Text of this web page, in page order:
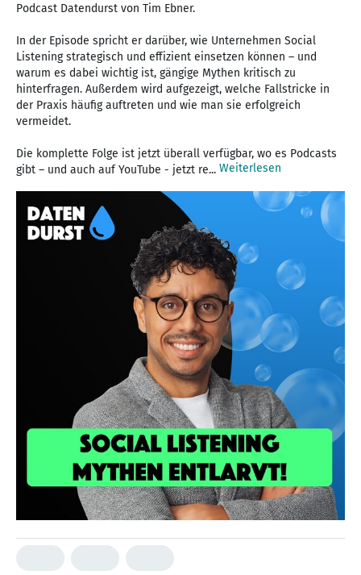
Podcast Datendurst von Tim Ebner.
In der Episode spricht er darüber, wie Unternehmen Social
Listening strategisch und effizient einsetzen können – und
warum es dabei wichtig ist, gängige Mythen kritisch zu
hinterfragen. Außerdem wird aufgezeigt, welche Fallstricke in
der Praxis häufig auftreten und wie man sie erfolgreich
vermeidet.
Die komplette Folge ist jetzt überall verfügbar, wo es Podcasts
gibt – und auch auf YouTube - jetzt re... Weiterlesen